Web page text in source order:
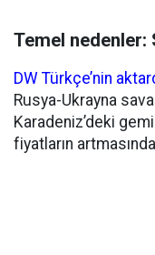
Temel nedenler:
DW Türkçe’nin
Rusya-Ukrayna
Karadeniz’deki
fiyatların